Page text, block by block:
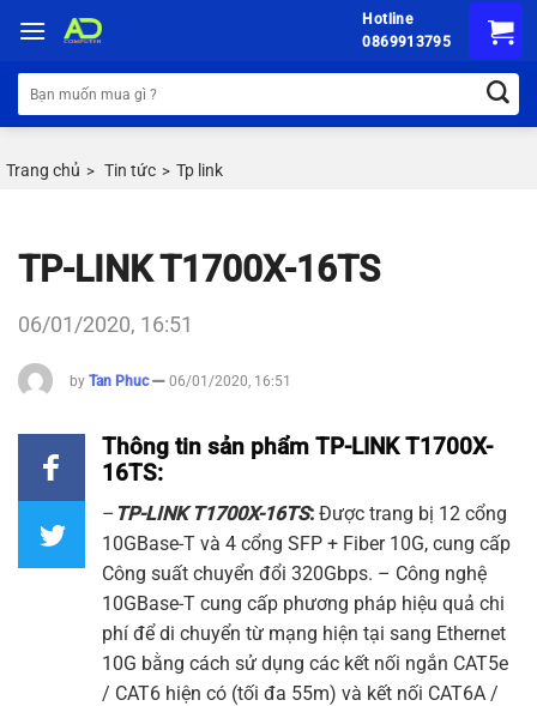
đến
nội
dung
Hotline
0869913795
Tìm
kiếm:
Trang chủ > Tin tức > Tp link
TP-LINK T1700X-16TS
06/01/2020, 16:51
by Tan Phuc 06/01/2020, 16:51
Thông tin sản phẩm TP-LINK T1700X-
16TS:
– TP-LINKT1700X-16TS: Được trang bị 12 cổng
10GBase-T và 4 cổng SFP + Fiber 10G, cung cấp
Công suất chuyển đổi 320Gbps. – Công nghệ
10GBase-T cung cấp phương pháp hiệu quả chi
phí để di chuyển từ mạng hiện tại sang Ethernet
10G bằng cách sử dụng các kết nối ngắn CAT5e
/ CAT6 hiện có (tối đa 55m) và kết nối CAT6A /